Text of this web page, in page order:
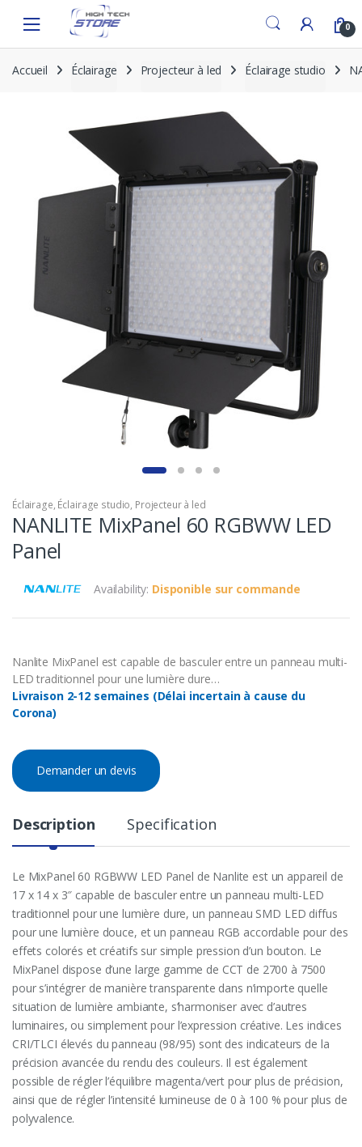
navigation
content
0
Accueil Éclairage Projecteur à led Éclairage studio
Éclairage, Éclairage studio, Projecteur à led
NANLITE MixPanel 60 RGBWW LED
Panel
Availability: Disponible sur commande
Nanlite MixPanel est capable de basculer entre un panneau multi-
LED traditionnel pour une lumière dure…
Livraison 2-12 semaines (Délai incertain à cause du
Corona)
Demander un devis
Description Specification
Le MixPanel 60 RGBWW LED Panel de Nanlite est un appareil de
17 x 14 x 3″ capable de basculer entre un panneau multi-LED
traditionnel pour une lumière dure, un panneau SMD LED diffus
pour une lumière douce, et un panneau RGB accordable pour des
effets colorés et créatifs sur simple pression d’un bouton. Le
MixPanel dispose d’une large gamme de CCT de 2700 à 7500
pour s’intégrer de manière transparente dans n’importe quelle
situation de lumière ambiante, s’harmoniser avec d’autres
luminaires, ou simplement pour l’expression créative. Les indices
CRI/TLCI élevés du panneau (98/95) sont des indicateurs de la
précision avancée du rendu des couleurs. Il est également
possible de régler l’équilibre magenta/vert pour plus de précision,
ainsi que de régler l’intensité lumineuse de 0 à 100 % pour plus de
polyvalence.